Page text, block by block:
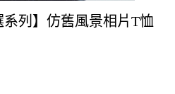
系列】仿舊風景相片T恤